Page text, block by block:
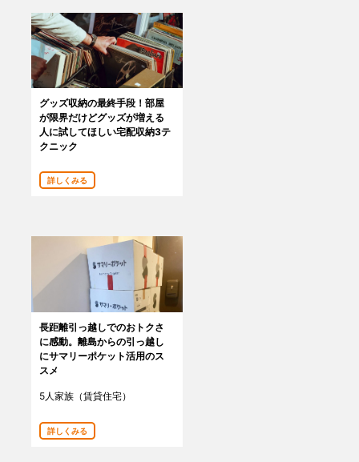
グッズ収納の最終手段！部屋
が限界だけどグッズが増える
人に試してほしい宅配収納3テ
クニック
詳しくみる
長距離引っ越しでのおトクさ
に感動。離島からの引っ越し
にサマリーポケット活用のス
スメ
5人家族（賃貸住宅）
詳しくみる